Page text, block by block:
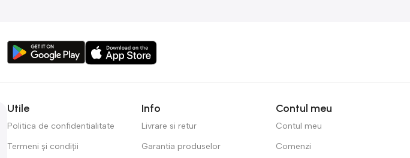
Utile
Politica de confidentialitate
Termeni și condiții
Info
Livrare si retur
Garantia produselor
Contul meu
Contul meu
Comenzi